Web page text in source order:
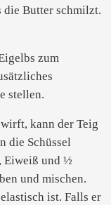
die Butter schmilzt.
zum
stellen.
kann der Teig
die Schüssel
Eiweiß und ½
und mischen.
ist. Falls er